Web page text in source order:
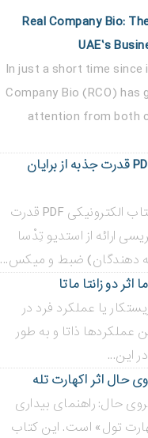
Real Company Bio:
UAE’s
In just a short time since
Company Bio (RCO) has
attention from both
کتاب صوتی و PDF قدرت جذبه از برایان
کتاب صوتی و کتاب الکترونیکی PDF قدرت
ارائه از استدیو تِدْسا
دهندگان) ضبط و میکس...
دو زانتا ماتا
یا عملکرد فرد در
عملکردها ذاتا و به طور
این...
حال اثر اکهارت تله
حال: راهنمای بیداری
تول» است. این کتاب